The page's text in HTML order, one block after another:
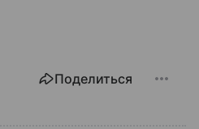
Поделиться